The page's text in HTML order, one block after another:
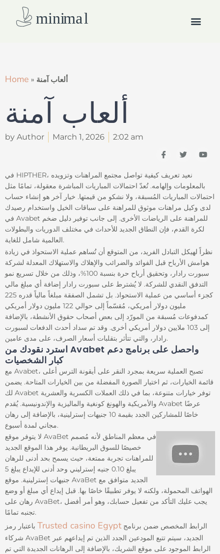
Home » ألعاب آمنة
ألعاب آمنة
by Author March 1, 2026 2:02 am
I
c
n
-
f
a
c
e
b
o
o
T
w
t
t
e
r
Y
o
b
e
في HIPTHER، نعيد تعريف كيفية تواصل مجتمع المراهنات وتزويده
بالمعلومات وإلهامه. تُعدّ احتمالات المباريات المباشرة معقولة، تمامًا مثل
احتمالات المباريات المُسبقة، ولا نشكو من قيمتها. خيار آخر هو إنشاء حساب
لدى وكيل مراهنات موثوق للمراهنة على سباقات الخيل واستخدام رصيدك
في Avabet للمراهنة على الرياضات الأخرى. إلى جانب توفير دليل ضخم
لكرة القدم، فإن النطاق الجديد للأحداث في مختلف الدوريات والبطولات
العالمية شامل للغاية.
نظراً لهيكل التبادل الفريد، من المتوقع أن تُساهم عملية الاستحواذ في زيادة
هوامش الأرباح قبل الفوائد والضرائب والإهلاك والاستهلاك المعدلة لشركة
سبورت رادار، وتحقيق أرباح حرة بنسبة 100%، وذلك من خلال تسريع نمو
التدفق النقدي للشركة. لا يُشترط على سبورت رادار إضافة أي مبلغ مالي
كجزء أساسي من عملية الاستحواذ. بل تشمل الصفقة مبلغاً مالياً قدره 225
مليون دولار أمريكي، مُقسّماً إلى حوالي 122 مليون دولار أمريكي
كمدفوعات مُسبقة من المورّد إلى بعض أصحاب حقوق الأنشطة، بالإضافة
إلى 103 ملايين دولار أمريكي أخرى. وقد تم سداد أحدث الدفعات لسبورت
رادار، والتي تتأثر بتقلبات أسعار الصرف، على مدى عامين.
استرد نقودك من Avabet واحصل على برنامج دعم
كبار الشخصيات
مع Avabet، تصبح العملية سريعة بمجرد النقر على أيقونة الترس أعلى
قائمة الخيارات، ثم اختيار الصورة المفضلة من بين الخيارات المتاحة. يضمن
لك Avabet توفر خيارات متنوعة، بما في ذلك العملات الكسرية والعشرية
والأمريكية والهونغ كونغية والماليزية والإندونيسية. يُقدم Avabet عرضًا
خاصًا للمشاركين الجدد بقيمة 10 جنيهات إسترلينية، بالإضافة إلى رهان
مجاني لمدة أسبوع.
لا يتوفر موقع AvaBet في معظم المناطق لأنه مُصمم
خصيصًا للسوق البريطانية. يوفر هذا الموقع الجديد
للمراهنات تجربة ممتعة، حيث يسمح بحد أدنى للرهان
يبلغ 0.10 جنيه إسترليني وحد أدنى للإيداع يبلغ 5
جنيهات إسترلينية. موقع AvaBet الجديد متوافق مع
الهواتف المحمولة، ولكنه لا يوفر تطبيقًا خاصًا بها. قبل إيداع أي مبلغ أو وضع
رهان على AvaBet، يجب عليك التأكد من تفعيل حسابك، وهو أمر أفضل
تجنبه تمامًا.
Trusted casino Egyptالرابط المخصص ضمن برنامج
شركاء AvaBet الجديد، سيتم تتبع المودعين الجدد الذين تم إيداعهم عبر
الرابط الموجود على موقع الشريك، بالإضافة إلى الرهانات الجديدة التي تم